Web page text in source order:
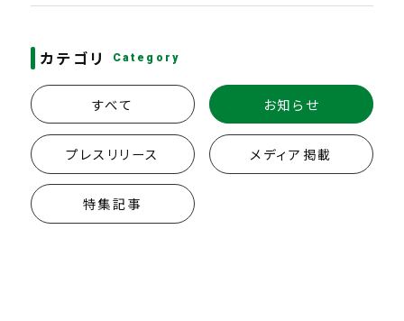
カテゴリ Category
すべて お知らせ
プレスリリース メディア掲載
特集記事